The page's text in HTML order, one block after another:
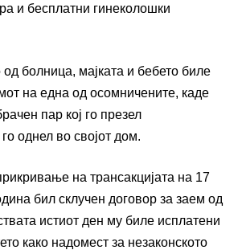
и бесплатни гинеколошки
болница, мајката и бебето биле
на една од осомничените, каде
пар кој го презел
однел во својот дом.
на трансакцијата на 17
бил склучен договор за заем од
истиот ден му биле исплатени
како надомест за незаконското